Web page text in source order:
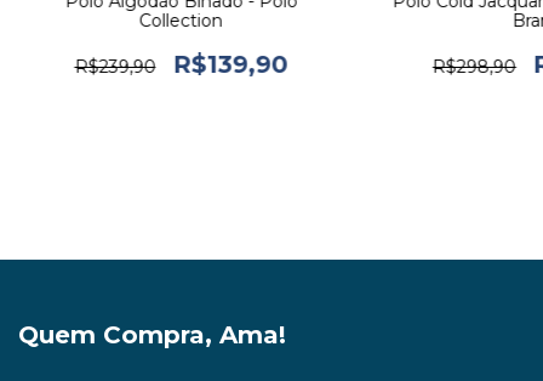
Collection
R$239,90 R$139,90 R$298,90
Quem Compra, Ama!